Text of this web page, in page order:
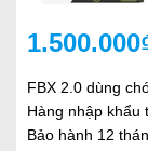
FBX 2.0 dùng
Hàng nhập khẩu
Bảo hành 12